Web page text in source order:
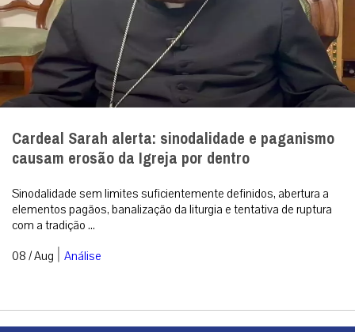
Cardeal Sarah alerta: sinodalidade e paganismo
causam erosão da Igreja por dentro
Sinodalidade sem limites suficientemente definidos, abertura a
elementos pagãos, banalização da liturgia e tentativa de ruptura
com a tradição ...
08 / Aug | Análise